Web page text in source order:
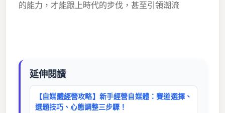
的能力，才能跟上時代的步伐，甚至引領潮流
延伸閱讀
【自媒體經營攻略】新手經營自媒體：賽道選擇、
選題技巧、心態調整三步驟！